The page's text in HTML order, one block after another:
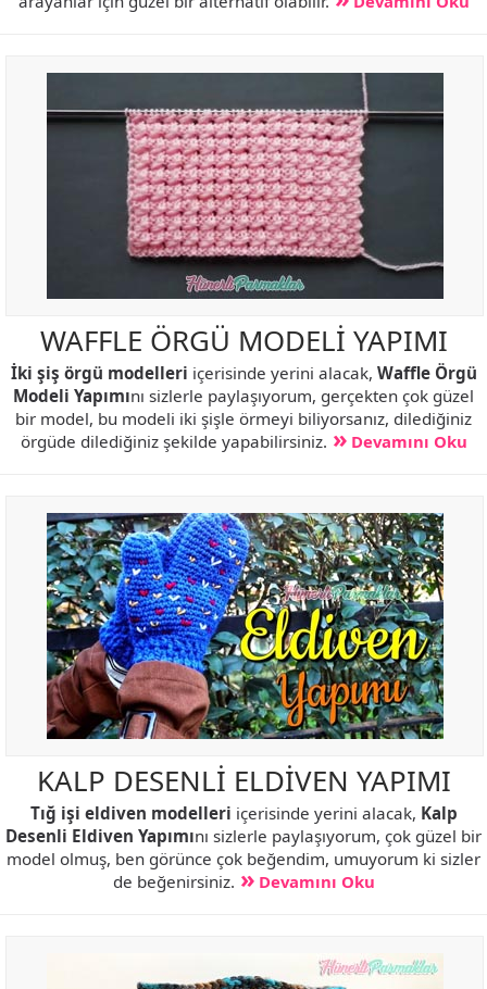
WAFFLE ÖRGÜ MODELİ YAPIMI
İki şiş örgü modelleri içerisinde yerini alacak, Waffle Örgü
Modeli Yapımını sizlerle paylaşıyorum, gerçekten çok güzel
bir model, bu modeli iki şişle örmeyi biliyorsanız, dilediğiniz
örgüde dilediğiniz şekilde yapabilirsiniz.
Devamını Oku
KALP DESENLİ ELDİVEN YAPIMI
Tığ işi eldiven modelleri içerisinde yerini alacak, Kalp
Desenli Eldiven Yapımını sizlerle paylaşıyorum, çok güzel bir
model olmuş, ben görünce çok beğendim, umuyorum ki sizler
de beğenirsiniz.
Devamını Oku